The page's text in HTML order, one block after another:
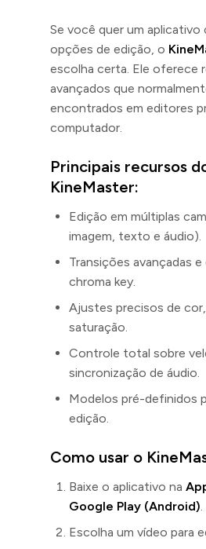
Se você quer um aplicativo
opções de edição, o
escolha certa. Ele oferece
avançados que
encontrados em editores
computador.
Principais recursos
KineMaster:
Edição em múltiplas
imagem, texto e áudio).
Transições avançadas
chroma key.
Ajustes precisos de
saturação.
Controle total sobre
sincronização de áudio.
Modelos pré-definidos
edição.
Como usar o
Baixe o aplicativo na
Google Play (Android).
Escolha um vídeo para